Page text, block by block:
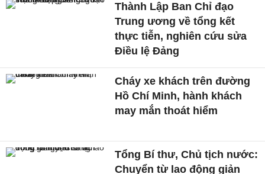
Thành Lập Ban Chỉ đạo
Trung ương về tổng kết
thực tiễn, nghiên cứu sửa
Điều lệ Đảng
Cháy xe khách trên đường
Hồ Chí Minh, hành khách
may mắn thoát hiểm
Tổng Bí thư, Chủ tịch nước:
Chuyển từ lao động giản